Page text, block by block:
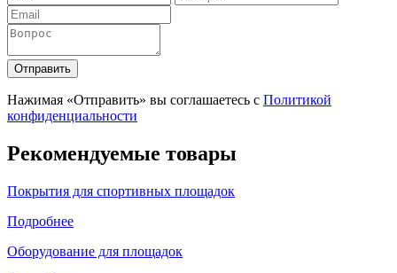
Отправить
Нажимая «Отправить» вы соглашаетесь с Политикой
конфиденциальности
Рекомендуемые товары
Покрытия для спортивных площадок
Подробнее
Оборудование для площадок